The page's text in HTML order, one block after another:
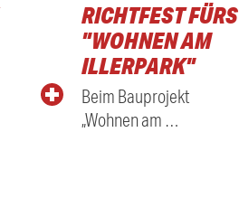
RICHTFEST FÜRS
"WOHNEN AM
ILLERPARK"
Beim Bauprojekt
„Wohnen am …